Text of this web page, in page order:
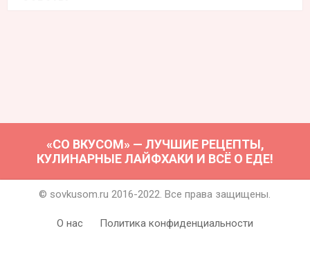
«СО ВКУСОМ» — ЛУЧШИЕ РЕЦЕПТЫ,
КУЛИНАРНЫЕ ЛАЙФХАКИ И ВСЁ О ЕДЕ!
© sovkusom.ru 2016-2022. Все права защищены.
О нас Политика конфиденциальности